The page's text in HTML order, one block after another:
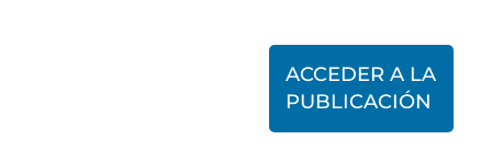
ACCEDER A LA
PUBLICACIÓN